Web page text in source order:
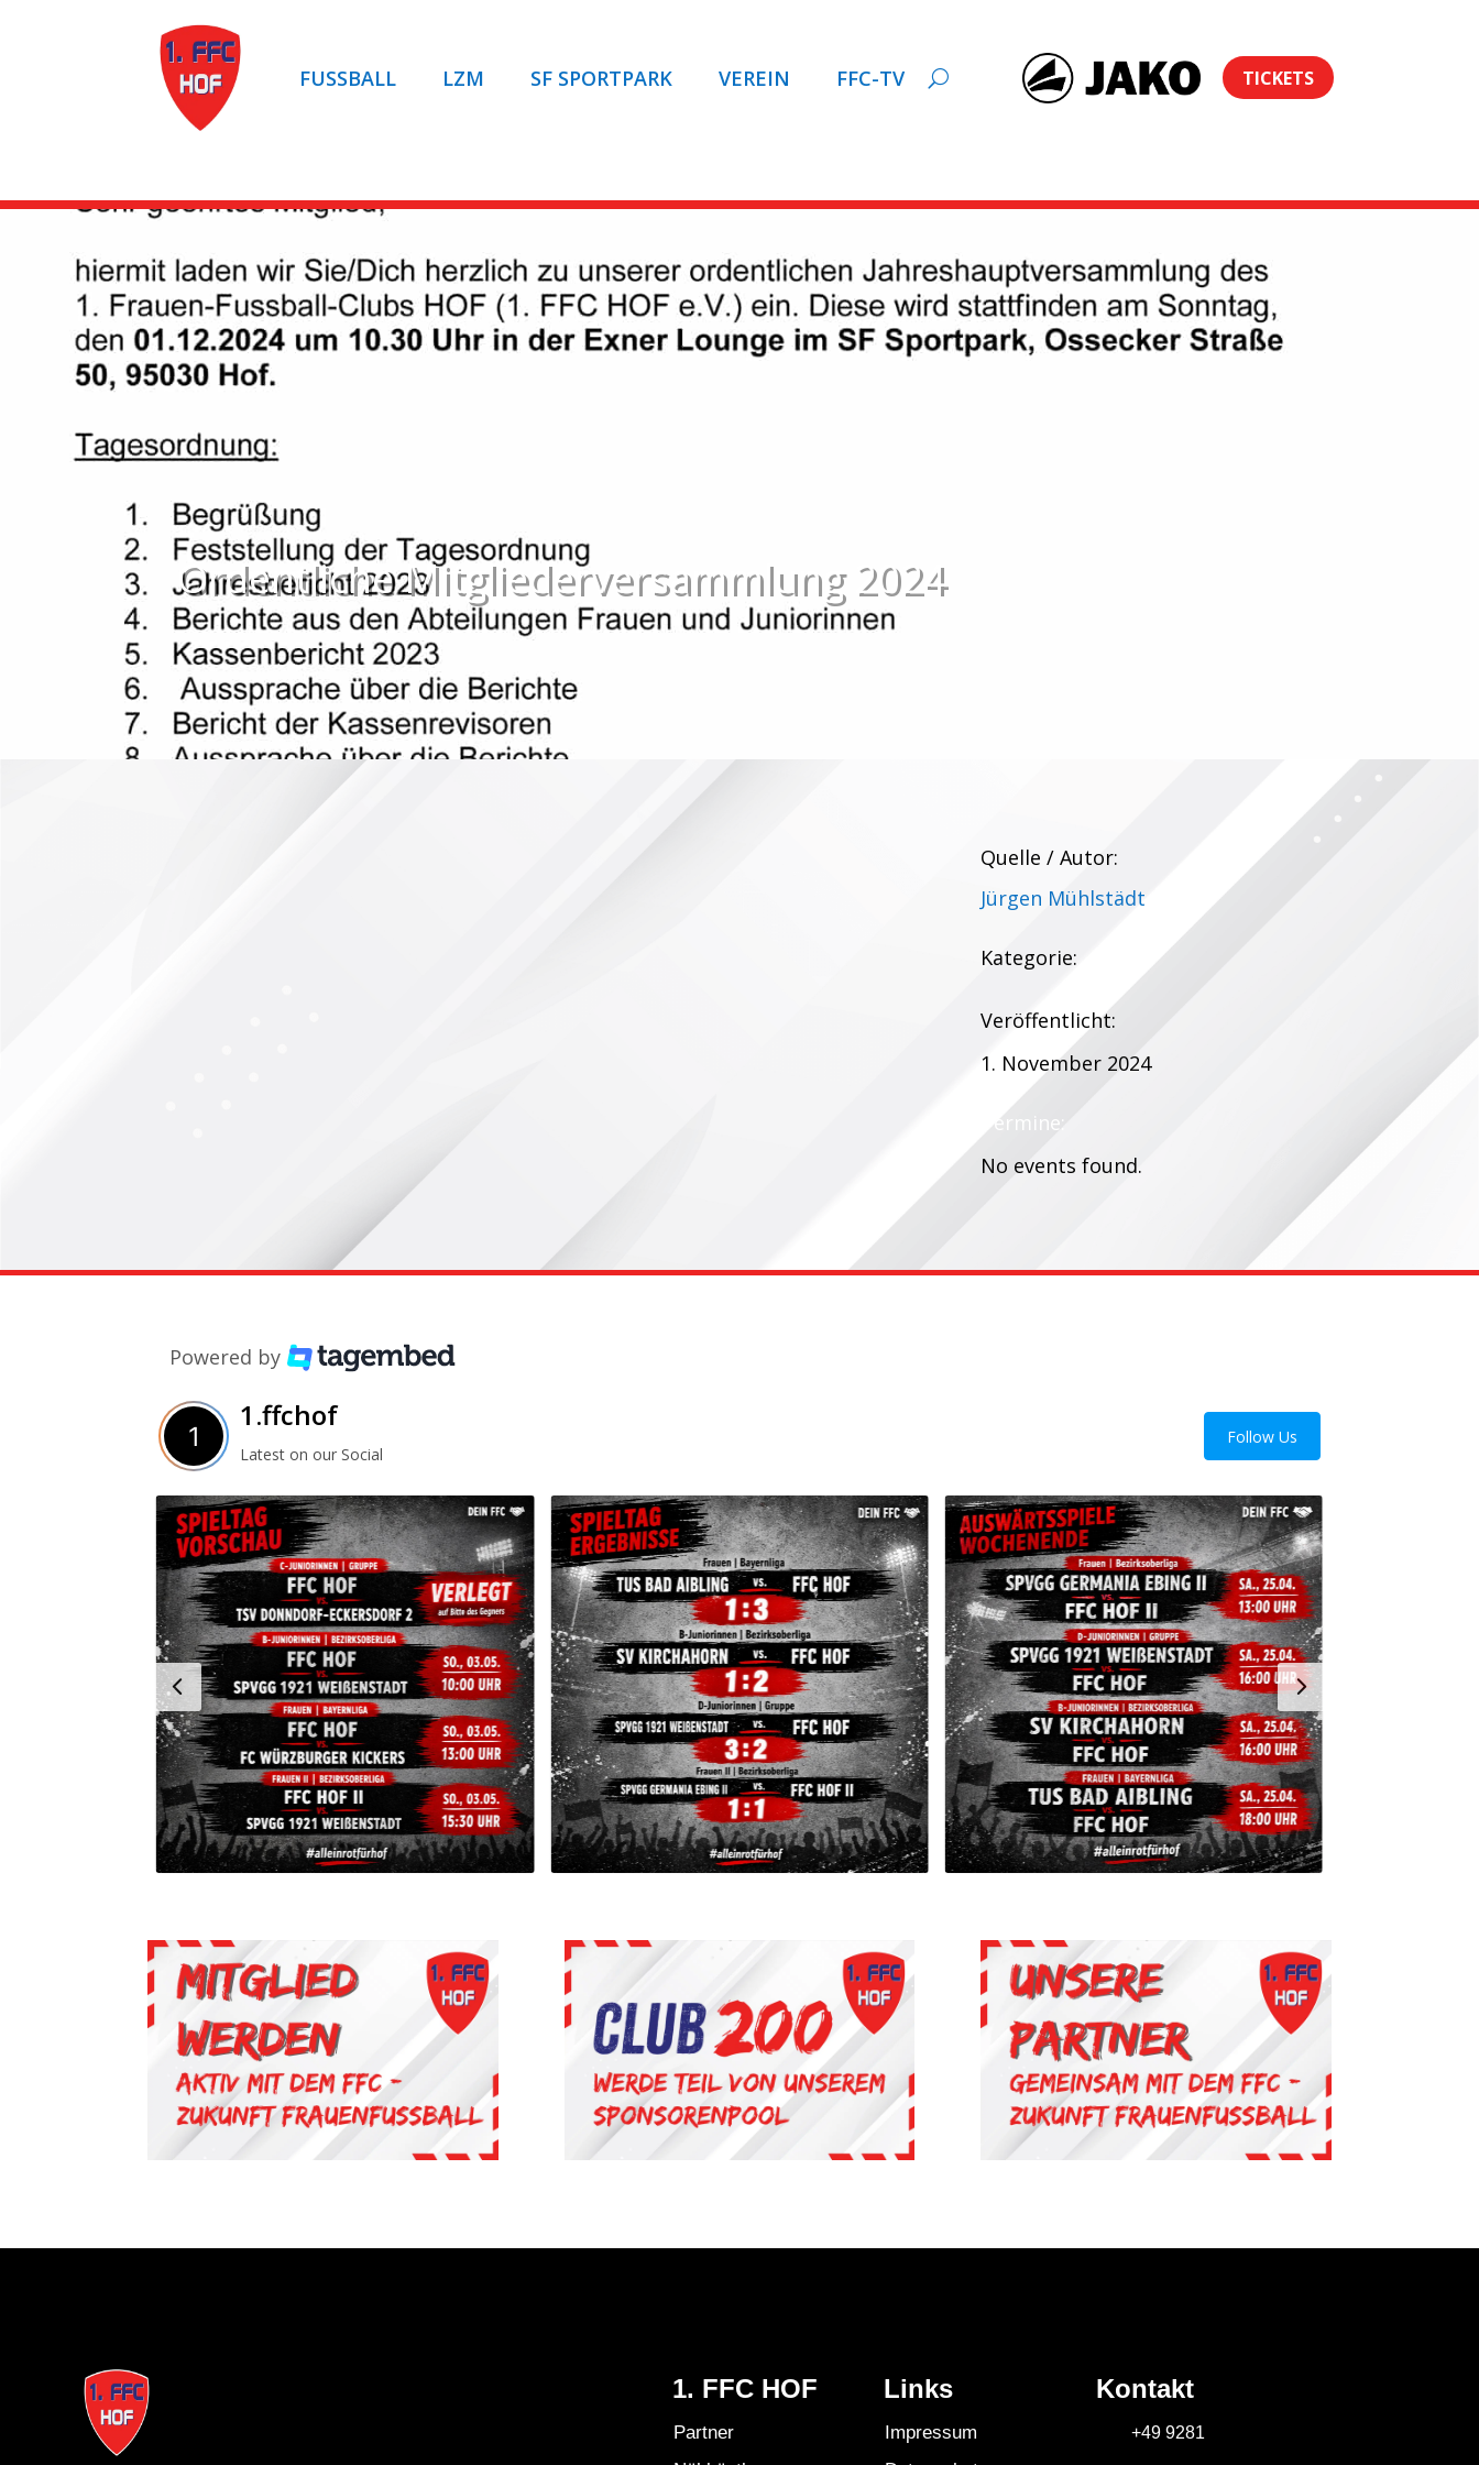
FUSSBALL LZM SF SPORTPARK VEREIN FFC-TV TICKETS
Ordentliche Mitgliederversammlung 2024
Quelle / Autor:
Jürgen Mühlstädt
Kategorie:
Veröffentlicht:
1. November 2024
Termine:
No events found.
Powered by
1.ffchof
Latest on our Social
Follow Us
1. FFC HOF
Partner
Links
Impressum
Kontakt
+49 9281